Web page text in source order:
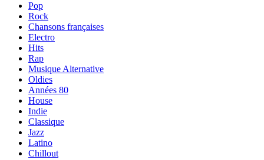
Pop
Rock
Chansons françaises
Electro
Hits
Rap
Musique Alternative
Oldies
Années 80
House
Indie
Classique
Jazz
Latino
Chillout